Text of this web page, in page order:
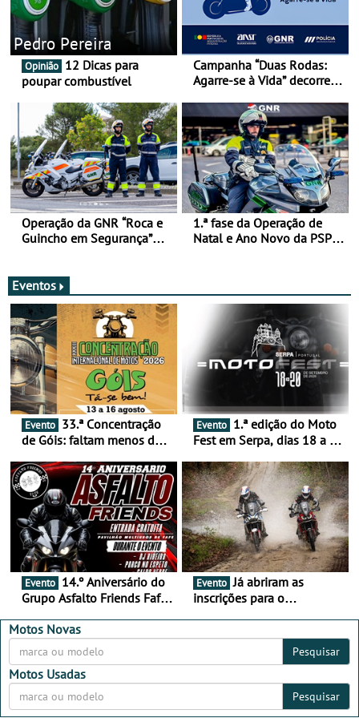
Pedro Pereira
Opinião
poupar combustível
Campanha “Duas Rodas:
Agarre-se à Vida” decorre
Operação da GNR “Roca e
Guincho em Segurança”
1.ª fase da Operação de
Natal e Ano Novo da PSP e
Eventos
Evento
de Góis: faltam menos de
16 de agosto
Evento
Fest em Serpa, dias 18 a 20
duas rodas invade o Baixo
Alentejo
Evento
Grupo Asfalto Friends Fafe,
2026
Evento Já abriram as
inscrições para o
Motos Novas
Pesquisar
Motos Usadas
Pesquisar